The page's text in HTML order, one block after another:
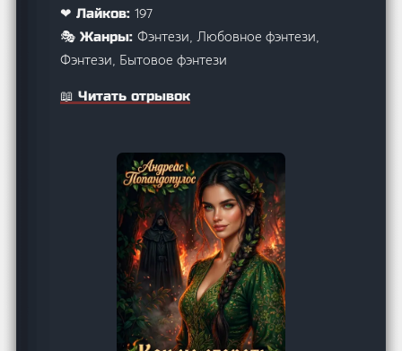
❤ Лайков:197
🎭 Жанры:Фэнтези, Любовное фэнтези,
Фэнтези, Бытовое фэнтези
📖 Читать отрывок